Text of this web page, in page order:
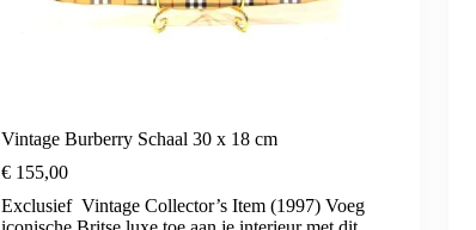
Vintage Burberry Schaal 30 x 18 cm
€155,00
Exclusief Vintage Collector’s Item (1997) Voeg